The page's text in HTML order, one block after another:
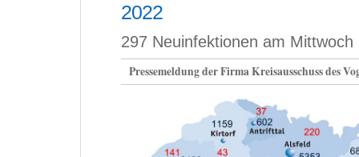
2022
297 Neuinfektionen am Mittwoch
Pressemeldung der Firma Kreisausschuss des